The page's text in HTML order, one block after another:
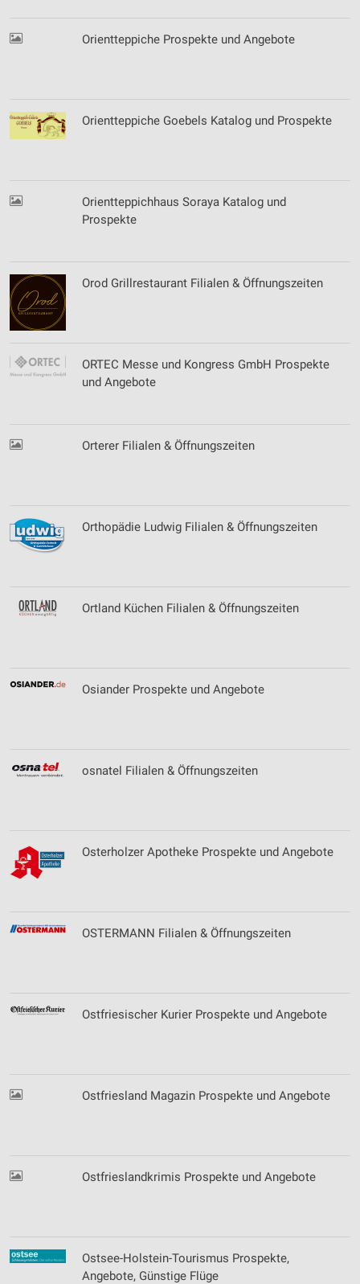
Orientteppiche Prospekte und Angebote
Orientteppiche Goebels Katalog und Prospekte
Orientteppichhaus Soraya Katalog und
Prospekte
Orod Grillrestaurant Filialen & Öffnungszeiten
ORTEC Messe und Kongress GmbH Prospekte
und Angebote
Orterer Filialen & Öffnungszeiten
Orthopädie Ludwig Filialen & Öffnungszeiten
Ortland Küchen Filialen & Öffnungszeiten
Osiander Prospekte und Angebote
osnatel Filialen & Öffnungszeiten
Osterholzer Apotheke Prospekte und Angebote
OSTERMANN Filialen & Öffnungszeiten
Ostfriesischer Kurier Prospekte und Angebote
Ostfriesland Magazin Prospekte und Angebote
Ostfrieslandkrimis Prospekte und Angebote
Ostsee-Holstein-Tourismus Prospekte,
Angebote, Günstige Flüge